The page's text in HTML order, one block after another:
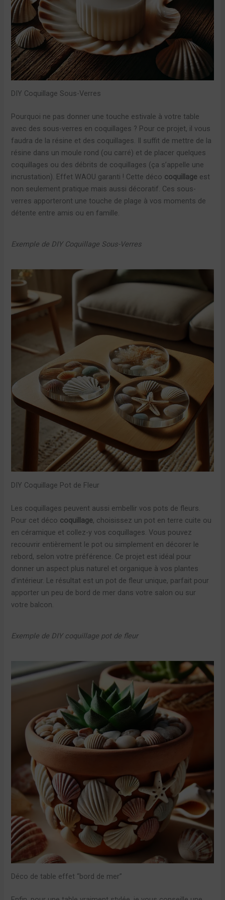
DIY Coquillage Sous-Verres
Pourquoi ne pas donner une touche estivale à votre table
avec des sous-verres en coquillages ? Pour ce projet, il vous
faudra de la résine et des coquillages. Il suffit de mettre de la
résine dans un moule rond (ou carré) et de placer quelques
coquillages ou des débrits de coquillages (ça s’appelle une
incrustation). Effet WAOU garanti ! Cette déco coquillage est
non seulement pratique mais aussi décoratif. Ces sous-
verres apporteront une touche de plage à vos moments de
détente entre amis ou en famille.
Exemple de DIY Coquillage Sous-Verres
DIY Coquillage Pot de Fleur
Les coquillages peuvent aussi embellir vos pots de fleurs.
Pour cet déco coquillage, choisissez un pot en terre cuite ou
en céramique et collez-y vos coquillages. Vous pouvez
recouvrir entièrement le pot ou simplement en décorer le
rebord, selon votre préférence. Ce projet est idéal pour
donner un aspect plus naturel et organique à vos plantes
d’intérieur. Le résultat est un pot de fleur unique, parfait pour
apporter un peu de bord de mer dans votre salon ou sur
votre balcon.
Exemple de DIY coquillage pot de fleur
Déco de table effet “bord de mer”